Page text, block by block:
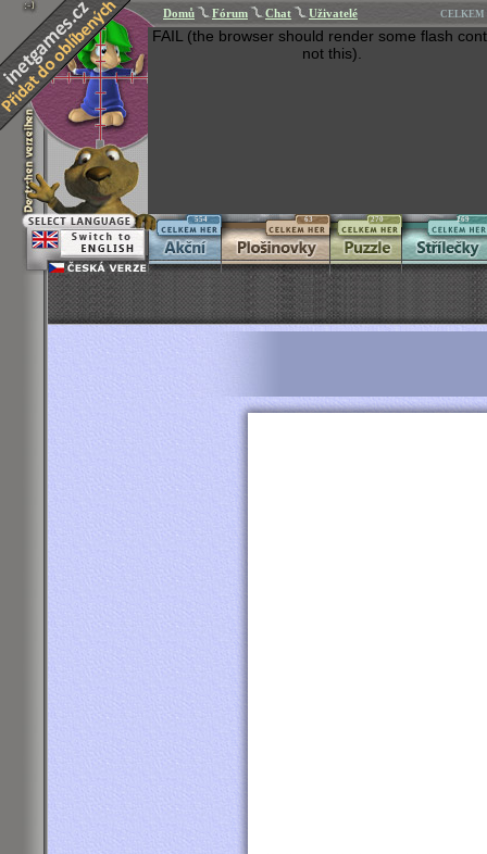
Domů Fórum Chat Uživatelé CELKEM
FAIL (the browser should render some flash
not this).
554 63 270 269